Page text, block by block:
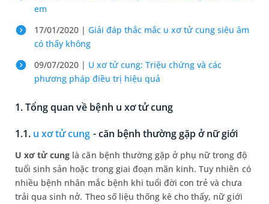
em
17/01/2020 | Giải đáp thắc mắc u xơ tử cung siêu âm
có thấy không
09/07/2020 | U xơ tử cung: Triệu chứng và các
phương pháp điều trị hiệu quả
1. Tổng quan về bệnh u xơ tử cung
1.1. u xơ tử cung - căn bệnh thường gặp ở nữ giới
U xơ tử cung là căn bệnh thường gặp ở phụ nữ trong độ
tuổi sinh sản hoặc trong giai đoạn mãn kinh. Tuy nhiên có
nhiều bệnh nhân mắc bệnh khi tuổi đời con trẻ và chưa
trải qua sinh nở. Theo số liệu thống kê cho thấy, nữ giới